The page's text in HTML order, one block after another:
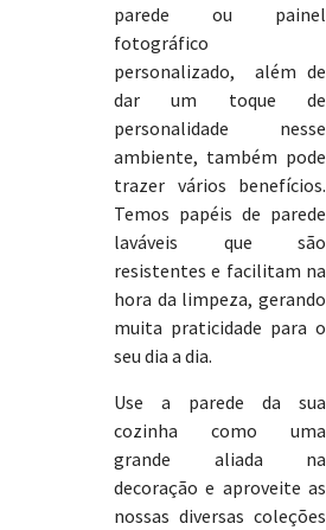
parede ou painel
fotográfico
personalizado, além de
dar um toque de
personalidade nesse
ambiente, também pode
trazer vários benefícios.
Temos papéis de parede
laváveis que são
resistentes e facilitam na
hora da limpeza, gerando
muita praticidade para o
seu dia a dia.
Use a parede da sua
cozinha como uma
grande aliada na
decoração e aproveite as
nossas diversas coleções